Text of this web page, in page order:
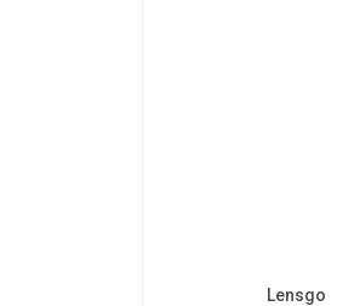
Lensgo